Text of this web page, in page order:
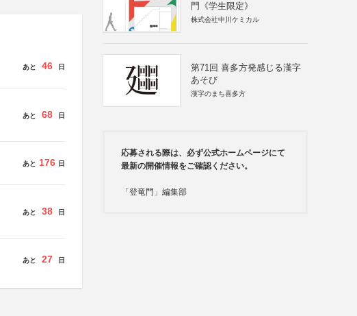
あと 46 日
あと 68 日
あと 176 日
あと 38 日
あと 27 日
門《学生限定》
株式会社中川ケミカル
第71回 喜多方発感じる漢字
あそび
漢字のまち喜多方
応募される際は、必ず公式ホームページにて
最新の開催情報をご確認ください。
「登竜門」編集部